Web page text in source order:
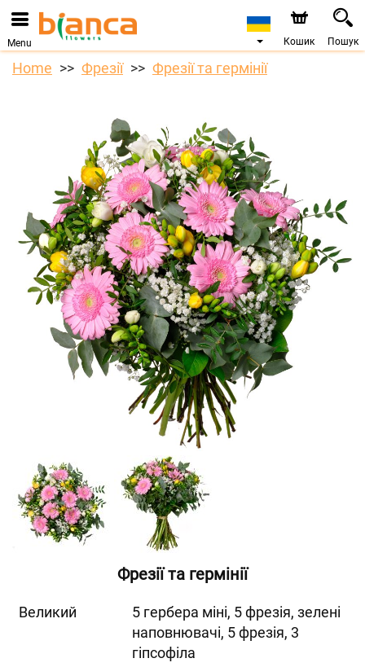
Menu Кошик Пошук
Home Фрезії Фрезії та гермінії
Фрезії та гермінії
Великий
5 гербера міні, 5 фрезія, зелені
наповнювачі, 5 фрезія, 3
гіпсофіла